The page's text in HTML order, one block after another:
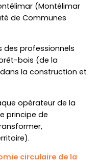
(Montélimar
de Communes
des professionnels
bois (de la
la construction et
opérateur de la
principe de
circulaire de la